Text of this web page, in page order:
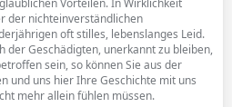
Vorteilen. In Wirklichkeit
der nichteinverständlichen
oft stilles, lebenslanges Leid.
der Geschädigten, unerkannt zu bleiben,
sein, so können Sie aus der
und uns hier Ihre Geschichte mit uns
mehr allein fühlen müssen.